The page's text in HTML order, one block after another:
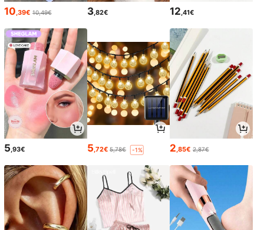
10,39€ 10,49€ 3,82€ 12,41€
5,93€ 5,72€ 5,78€ -1% 2,85€ 2,87€